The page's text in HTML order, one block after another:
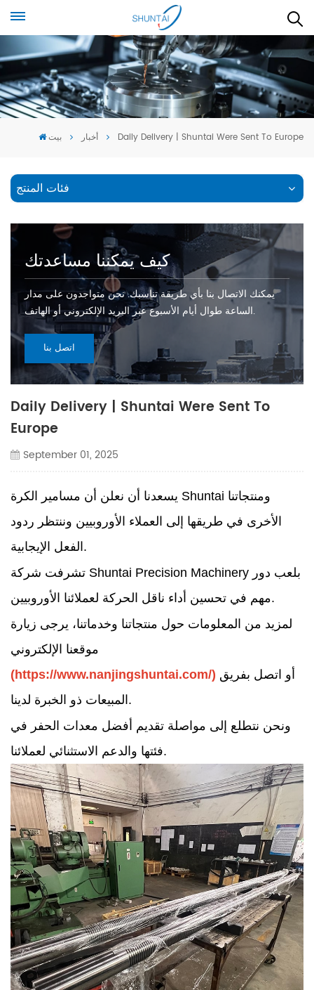
بيت أخبار Daily Delivery | Shuntai Were Sent To Europe
فئات المنتج
كيف يمكننا مساعدتك
يمكنك الاتصال بنا بأي طريقة تناسبك. نحن متواجدون على مدار
الساعة طوال أيام الأسبوع عبر البريد الإلكتروني أو الهاتف.
اتصل بنا
Daily Delivery | Shuntai Were Sent To
Europe
September 01, 2025
يسعدنا أن نعلن أن مسامير الكرة Shuntai ومنتجاتنا
الأخرى في طريقها إلى العملاء الأوروبيين وننتظر ردود
الفعل الإيجابية.
تشرفت شركة Shuntai Precision Machinery بلعب دور
مهم في تحسين أداء ناقل الحركة لعملائنا الأوروبيين.
لمزيد من المعلومات حول منتجاتنا وخدماتنا، يرجى زيارة
موقعنا الإلكتروني
(https://www.nanjingshuntai.com/)
المبيعات ذو الخبرة لدينا.
ونحن نتطلع إلى مواصلة تقديم أفضل معدات الحفر في
فئتها والدعم الاستثنائي لعملائنا.